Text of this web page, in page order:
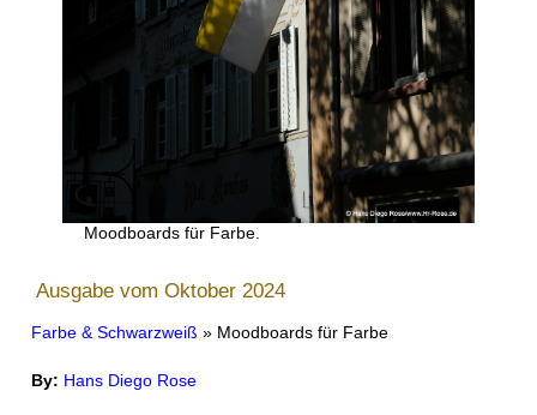
Moodboards für Farbe.
Ausgabe vom Oktober 2024
Farbe & Schwarzweiß » Moodboards für Farbe
By: Hans Diego Rose